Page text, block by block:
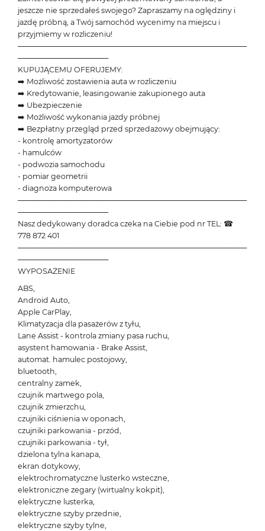
jeszcze nie sprzedałeś swojego? Zapraszamy na oględziny i
jazdę próbną, a Twój samochód wycenimy na miejscu i
przyjmiemy w rozliczeniu!
───────────────────────────────────────────
─────────────────
KUPUJĄCEMU OFERUJEMY:
➡️ Możliwość zostawienia auta w rozliczeniu
➡️ Kredytowanie, leasingowanie zakupionego auta
➡️ Ubezpieczenie
➡️ Możliwość wykonania jazdy próbnej
➡️ Bezpłatny przegląd przed sprzedażowy obejmujący:
- kontrolę amortyzatorów
- hamulców
- podwozia samochodu
- pomiar geometrii
- diagnoza komputerowa
───────────────────────────────────────────
─────────────────
Nasz dedykowany doradca czeka na Ciebie pod nr TEL: ☎
778 872 401
───────────────────────────────────────────
─────────────────
WYPOSAŻENIE
ABS,
Android Auto,
Apple CarPlay,
Klimatyzacja dla pasażerów z tyłu,
Lane Assist - kontrola zmiany pasa ruchu,
asystent hamowania - Brake Assist,
automat. hamulec postojowy,
bluetooth,
centralny zamek,
czujnik martwego pola,
czujnik zmierzchu,
czujniki ciśnienia w oponach,
czujniki parkowania - przód,
czujniki parkowania - tył,
dzielona tylna kanapa,
ekran dotykowy,
elektrochromatyczne lusterko wsteczne,
elektroniczne zegary (wirtualny kokpit),
elektryczne lusterka,
elektryczne szyby przednie,
elektryczne szyby tylne,